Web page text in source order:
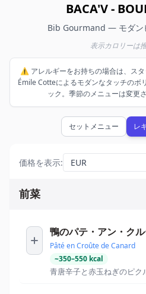
BACA'V -
Bib Gourmand — モダン
表示カロリーは
⚠️ アレルギーをお持ちの場合は、ス
Émile Cotteによるモダンなタッチのボ
ック。季節のメニューは変更
セットメニュー レ
価格を表示:
前菜
鴨のパテ・アン・クル
Pâté en Croûte de Canard
~350–550 kcal
青唐辛子と赤玉ねぎのピク